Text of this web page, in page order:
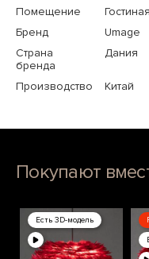
Помещение
Бренд
Umage
Страна
бренда
Дания
Производство Китай
Покупают
Есть 3D-модель